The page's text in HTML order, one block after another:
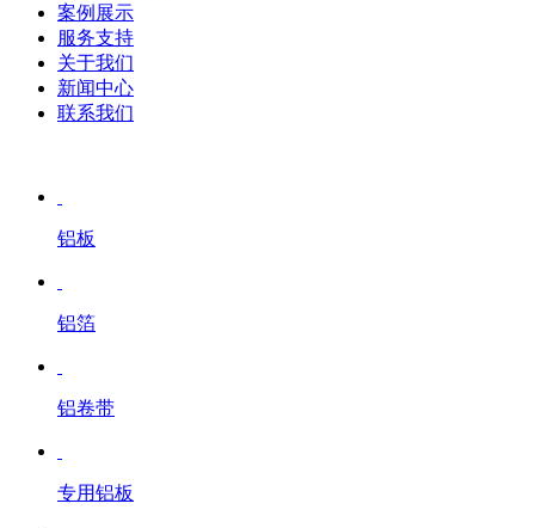
案例展示
服务支持
关于我们
新闻中心
联系我们
铝板
铝箔
铝卷带
专用铝板